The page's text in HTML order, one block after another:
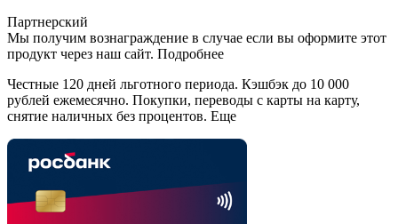
Партнерский
Мы получим вознаграждение в случае если вы оформите этот
продукт через наш сайт. Подробнее
Честные 120 дней льготного периода. Кэшбэк до 10 000
рублей ежемесячно. Покупки, переводы с карты на карту,
снятие наличных без процентов. Еще